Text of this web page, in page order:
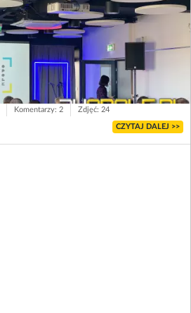
Komentarzy: 2 Zdjęć: 24
CZYTAJ DALEJ >>